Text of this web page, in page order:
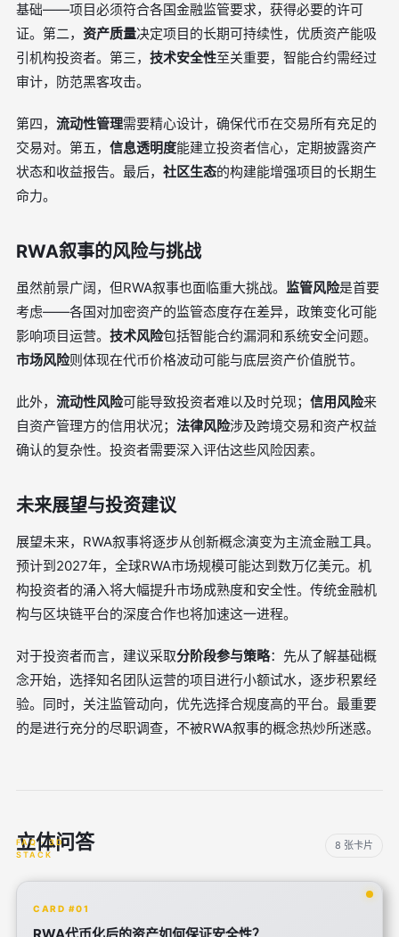
基础——项目必须符合各国金融监管要求，获得必要的许可
证。第二， 资产质量决定项目的长期可持续性，优质资产能吸
引机构投资者。第三， 技术安全性至关重要，智能合约需经过
审计，防范黑客攻击。
第四， 流动性管理需要精心设计，确保代币在交易所有充足的
交易对。第五， 信息透明度能建立投资者信心，定期披露资产
状态和收益报告。最后， 社区生态的构建能增强项目的长期生
命力。
RWA叙事的风险与挑战
虽然前景广阔，但RWA叙事也面临重大挑战。 监管风险是首要
考虑——各国对加密资产的监管态度存在差异，政策变化可能
影响项目运营。 技术风险包括智能合约漏洞和系统安全问题。
市场风险则体现在代币价格波动可能与底层资产价值脱节。
此外， 流动性风险可能导致投资者难以及时兑现； 信用风险来
自资产管理方的信用状况； 法律风险涉及跨境交易和资产权益
确认的复杂性。投资者需要深入评估这些风险因素。
未来展望与投资建议
展望未来，RWA叙事将逐步从创新概念演变为主流金融工具。
预计到2027年，全球RWA市场规模可能达到数万亿美元。机
构投资者的涌入将大幅提升市场成熟度和安全性。传统金融机
构与区块链平台的深度合作也将加速这一进程。
对于投资者而言，建议采取分阶段参与策略：先从了解基础概
念开始，选择知名团队运营的项目进行小额试水，逐步积累经
验。同时，关注监管动向，优先选择合规度高的平台。最重要
的是进行充分的尽职调查，不被RWA叙事的概念热炒所迷惑。
立体问答 8 张卡片
CARD #01